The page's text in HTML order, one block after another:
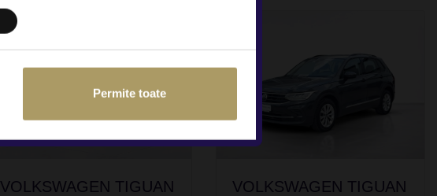
Permite toate
VOLKSWAGEN TIGUAN
VOLKSWAGEN TIGUAN